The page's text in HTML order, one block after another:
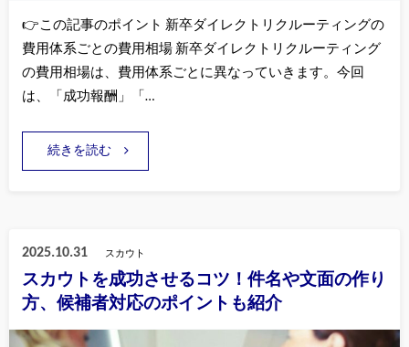
👉この記事のポイント 新卒ダイレクトリクルーティングの
費用体系ごとの費用相場 新卒ダイレクトリクルーティング
の費用相場は、費用体系ごとに異なっていきます。今回
は、「成功報酬」「…
続きを読む
2025.10.31 スカウト
スカウトを成功させるコツ！件名や文面の作り
方、候補者対応のポイントも紹介